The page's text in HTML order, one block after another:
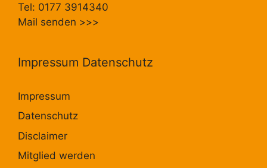
Tel: 0177 3914340
Mail senden >>>
Impressum Datenschutz
Impressum
Datenschutz
Disclaimer
Mitglied werden